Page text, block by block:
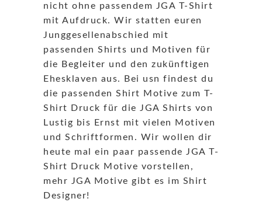
nicht ohne passendem JGA T-Shirt
mit Aufdruck. Wir statten euren
Junggesellenabschied mit
passenden Shirts und Motiven für
die Begleiter und den zukünftigen
Ehesklaven aus. Bei usn findest du
die passenden Shirt Motive zum T-
Shirt Druck für die JGA Shirts von
Lustig bis Ernst mit vielen Motiven
und Schriftformen. Wir wollen dir
heute mal ein paar passende JGA T-
Shirt Druck Motive vorstellen,
mehr JGA Motive gibt es im Shirt
Designer!